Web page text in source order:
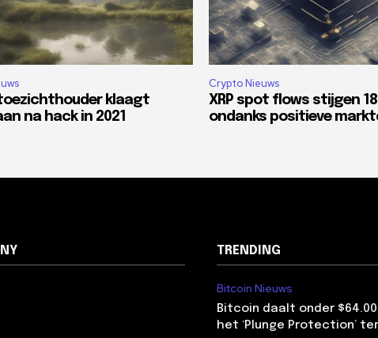
toezichthouder klaagt
na hack in 2021
Crypto Nieuws
XRP spot flows stijgen
ondanks positieve
TRENDING
Bitcoin Nieuws
Bitcoin daalt onder
het ‘Plunge Protection’